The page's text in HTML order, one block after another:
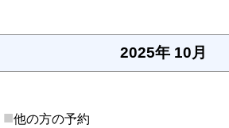
2025年 10月
■他の方の予約